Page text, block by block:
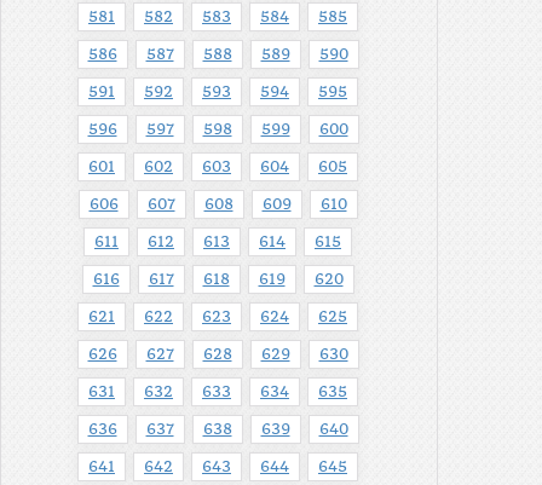
581 582 583 584 585
586 587 588 589 590
591 592 593 594 595
596 597 598 599 600
601 602 603 604 605
606 607 608 609 610
611 612 613 614 615
616 617 618 619 620
621 622 623 624 625
626 627 628 629 630
631 632 633 634 635
636 637 638 639 640
641 642 643 644 645